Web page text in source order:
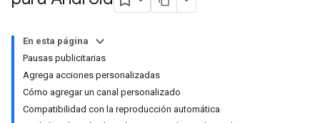
En esta página
Pausas publicitarias
Agrega acciones personalizadas
Cómo agregar un canal personalizado
Compatibilidad con la reproducción automática